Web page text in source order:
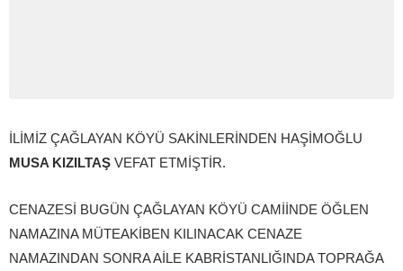
İLİMİZ ÇAĞLAYAN KÖYÜ SAKİNLERİNDEN HAŞİMOĞLU
MUSA KIZILTAŞ VEFAT ETMİŞTİR.
CENAZESİ BUGÜN ÇAĞLAYAN KÖYÜ CAMİİNDE ÖĞLEN
NAMAZINA MÜTEAKİBEN KILINACAK CENAZE
NAMAZINDAN SONRA AİLE KABRİSTANLIĞINDA TOPRAĞA